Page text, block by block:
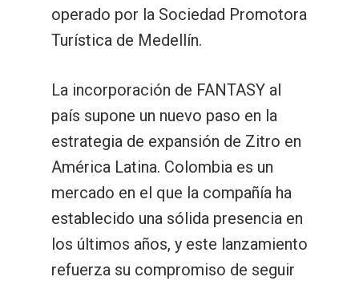
operado por la Sociedad Promotora
Turística de Medellín.
La incorporación de FANTASY al
país supone un nuevo paso en la
estrategia de expansión de Zitro en
América Latina. Colombia es un
mercado en el que la compañía ha
establecido una sólida presencia en
los últimos años, y este lanzamiento
refuerza su compromiso de seguir